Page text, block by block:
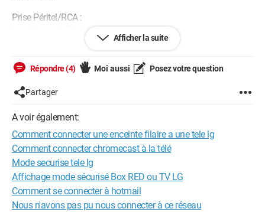
Prise Péritel/RCA :
Cordialement, Infinitime
Afficher la suite
Répondre (4) Moi aussi Posez votre question
Partager
A voir également:
Comment connecter une enceinte filaire a une tele lg
Comment connecter chromecast à la télé
Mode securise tele lg
Affichage mode sécurisé Box RED ou TV LG
Comment se connecter à hotmail
Nous n'avons pas pu nous connecter à ce réseau